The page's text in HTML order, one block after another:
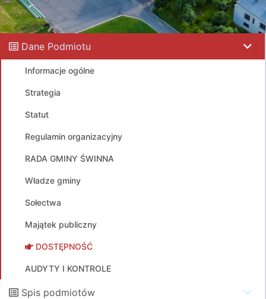
Dane Podmiotu
Informacje ogólne
Strategia
Statut
Regulamin organizacyjny
RADA GMINY ŚWINNA
Władze gminy
Sołectwa
Majątek publiczny
DOSTĘPNOŚĆ
AUDYTY I KONTROLE
Spis podmiotów